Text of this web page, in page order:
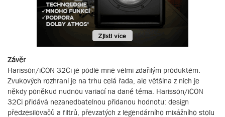
Závěr
Harisson/iCON 32Ci je podle mne velmi zdařilým produktem.
Zvukových rozhraní je na trhu celá řada, ale většina z nich je
někdy poněkud nudnou variací na dané téma. Harisson/iCON
32Ci přidává nezanedbatelnou přidanou hodnotu: design
předzesilovačů a filtrů, převzatých z legendárního mixážního stolu